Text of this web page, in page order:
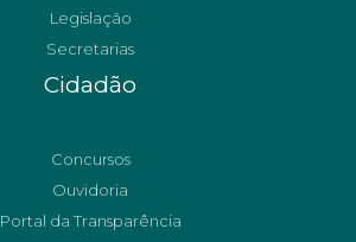
Legislação
Secretarias
Cidadão
Concursos
Ouvidoria
Portal da Transparência